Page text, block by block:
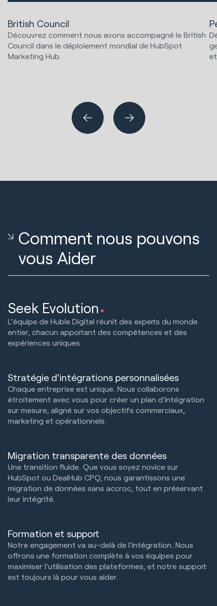
British Council
Découvrez comment nous avons accompagné le British
Council dans le déploiement mondial de HubSpot
Marketing Hub.
Comment nous pouvons
vous Aider
Seek Evolution
L'équipe de Huble Digital réunit des experts du monde
entier, chacun apportant des compétences et des
expériences uniques.
Stratégie d'intégrations personnalisées
Chaque entreprise est unique. Nous collaborons
étroitement avec vous pour créer un plan d'intégration
sur mesure, aligné sur vos objectifs commerciaux,
marketing et opérationnels.
Migration transparente des données
Une transition fluide. Que vous soyez novice sur
HubSpot ou DealHub CPQ, nous garantissons une
migration de données sans accroc, tout en préservant
leur intégrité.
Formation et support
Notre engagement va au-delà de l'intégration. Nous
offrons une formation complète à vos équipes pour
maximiser l'utilisation des plateformes, et notre support
est toujours là pour vous aider.